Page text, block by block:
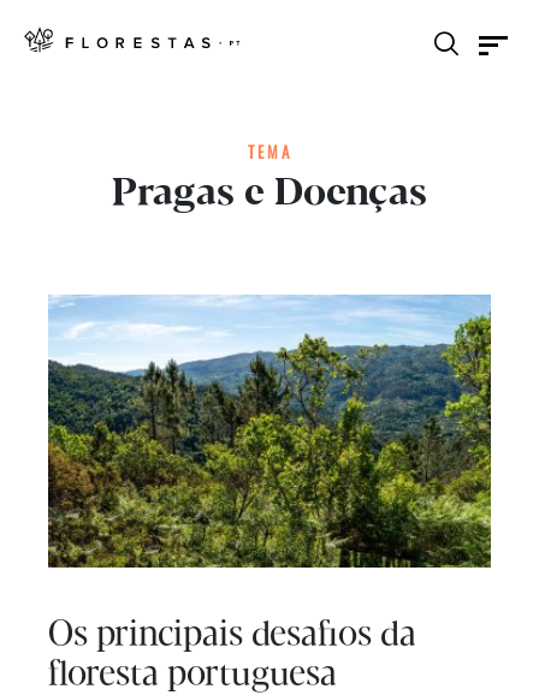
TEMA
Pragas e Doenças
Os principais desafios da
floresta portuguesa